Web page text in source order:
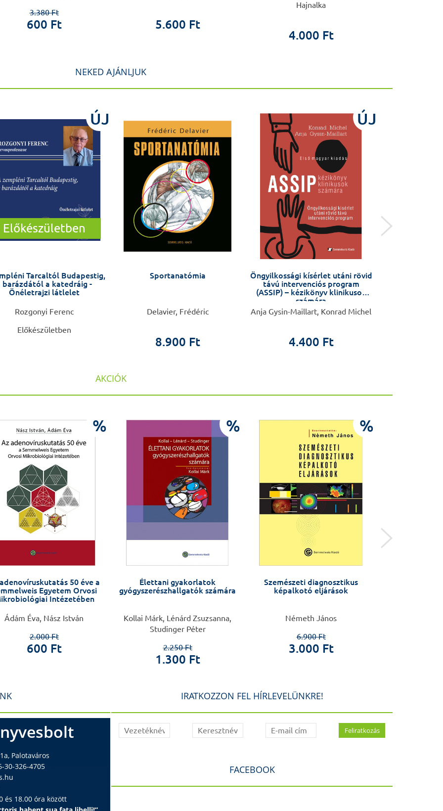
3.380 Ft
600 Ft 5.600 Ft
Hajnalka
4.000 Ft
NEKED AJÁNLJUK
ÚJ
Előkészületben
Tarcaltól Budapestig,
barázdától a katedráig -
Önéletrajzi látlelet
Rozgonyi Ferenc
Előkészületben
Sportanatómia
Delavier, Frédéric
8.900 Ft
ÚJ
Öngyilkossági kísérlet utáni rövid
távú intervenciós program
(ASSIP) – kézikönyv klinikusok
számára
Anja Gysin-Maillart, Konrad Michel
4.400 Ft
AKCIÓK
%
50 éve a
Egyetem Orvosi
Intézetében
Ádám Éva, Nász István
2.000 Ft
600 Ft
%
Élettani gyakorlatok
gyógyszerészhallgatók számára
Kollai Márk, Lénárd Zsuzsanna,
Studinger Péter
2.250 Ft
1.300 Ft
%
Szemészeti diagnosztikus
képalkotó eljárások
Németh János
6.900 Ft
3.000 Ft
Palotaváros
30-326-4705
és 18.00 óra között
IRATKOZZON FEL HÍRLEVELÜNKRE!
FACEBOOK